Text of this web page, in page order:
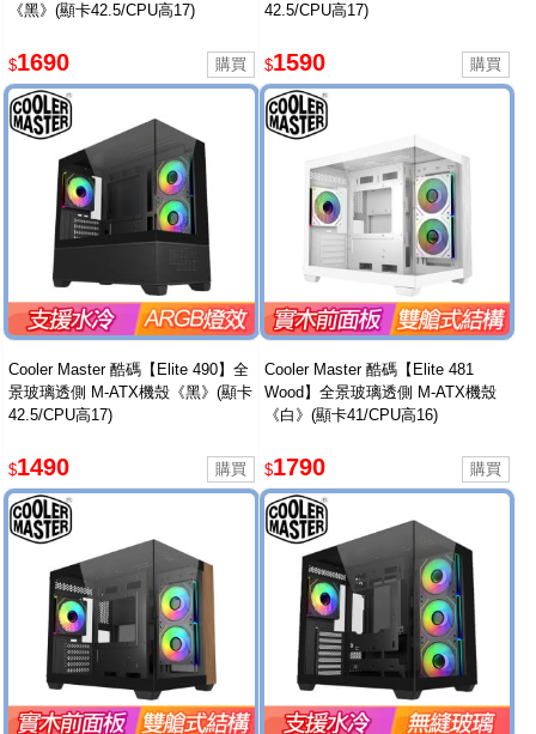
《黑》(顯卡42.5/CPU高17)
$1690
42.5/CPU高17)
$1590
Cooler Master 酷碼【Elite 490】全
景玻璃透側 M-ATX機殼《黑》(顯卡
42.5/CPU高17)
$1490
Cooler Master 酷碼【Elite 481
Wood】全景玻璃透側 M-ATX機殼
《白》(顯卡41/CPU高16)
$1790